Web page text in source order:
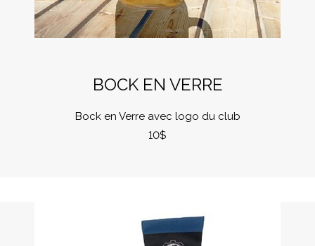
BOCK EN VERRE
Bock en Verre avec logo du club
10$